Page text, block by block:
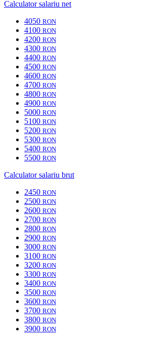
Calculator salariu net
4050 RON
4100 RON
4200 RON
4300 RON
4400 RON
4500 RON
4600 RON
4700 RON
4800 RON
4900 RON
5000 RON
5100 RON
5200 RON
5300 RON
5400 RON
5500 RON
Calculator salariu brut
2450 RON
2500 RON
2600 RON
2700 RON
2800 RON
2900 RON
3000 RON
3100 RON
3200 RON
3300 RON
3400 RON
3500 RON
3600 RON
3700 RON
3800 RON
3900 RON